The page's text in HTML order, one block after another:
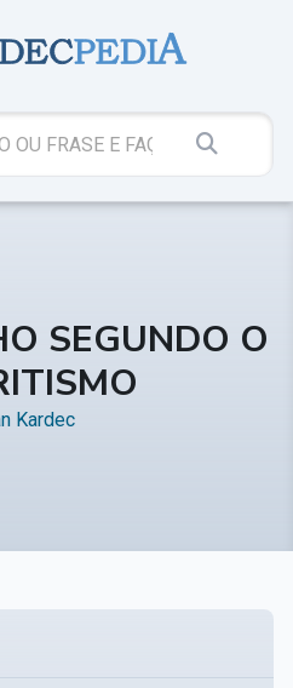
SEGUNDO O
Kardec